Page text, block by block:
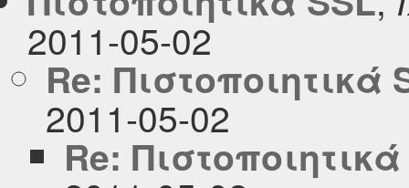
2011-05-02
Re: Πιστοποιητικά
2011-05-02
Re: